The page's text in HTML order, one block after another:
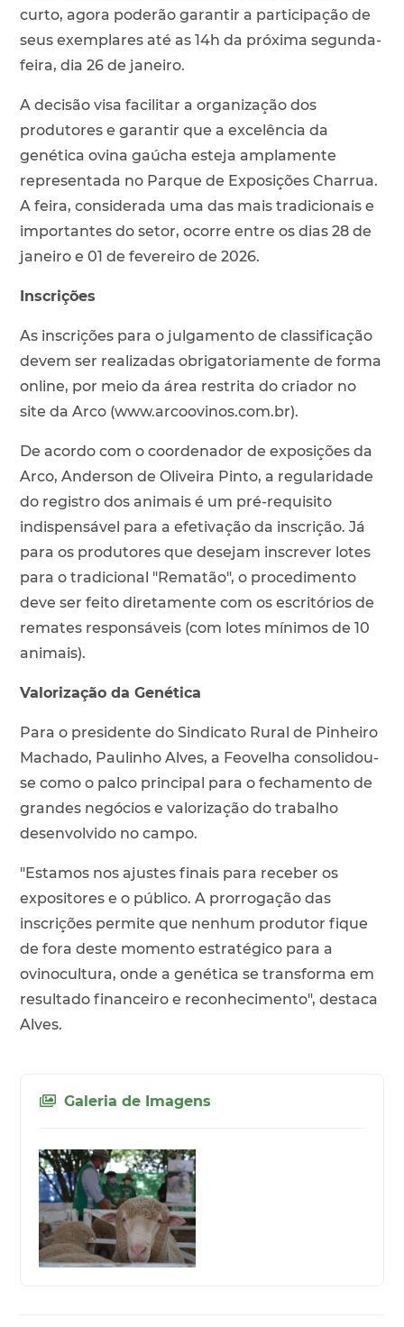
curto, agora poderão garantir a participação de
seus exemplares até as 14h da próxima segunda-
feira, dia 26 de janeiro.
A decisão visa facilitar a organização dos
produtores e garantir que a excelência da
genética ovina gaúcha esteja amplamente
representada no Parque de Exposições Charrua.
A feira, considerada uma das mais tradicionais e
importantes do setor, ocorre entre os dias 28 de
janeiro e 01 de fevereiro de 2026.
Inscrições
As inscrições para o julgamento de classificação
devem ser realizadas obrigatoriamente de forma
online, por meio da área restrita do criador no
site da Arco (www.arcoovinos.com.br).
De acordo com o coordenador de exposições da
Arco, Anderson de Oliveira Pinto, a regularidade
do registro dos animais é um pré-requisito
indispensável para a efetivação da inscrição. Já
para os produtores que desejam inscrever lotes
para o tradicional "Rematão", o procedimento
deve ser feito diretamente com os escritórios de
remates responsáveis (com lotes mínimos de 10
animais).
Valorização da Genética
Para o presidente do Sindicato Rural de Pinheiro
Machado, Paulinho Alves, a Feovelha consolidou-
se como o palco principal para o fechamento de
grandes negócios e valorização do trabalho
desenvolvido no campo.
"Estamos nos ajustes finais para receber os
expositores e o público. A prorrogação das
inscrições permite que nenhum produtor fique
de fora deste momento estratégico para a
ovinocultura, onde a genética se transforma em
resultado financeiro e reconhecimento", destaca
Alves.
Galeria de Imagens